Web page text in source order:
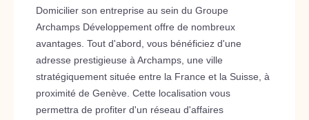
Domicilier son entreprise au sein du Groupe
Archamps Développement offre de nombreux
avantages. Tout d'abord, vous bénéficiez d'une
adresse prestigieuse à Archamps, une ville
stratégiquement située entre la France et la Suisse, à
proximité de Genève. Cette localisation vous
permettra de profiter d'un réseau d'affaires